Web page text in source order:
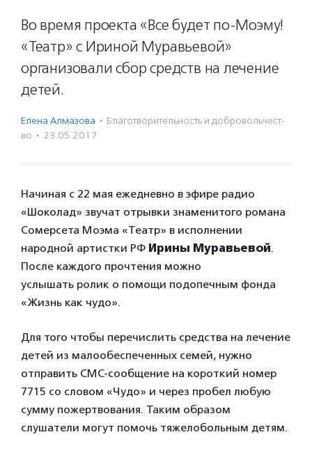
Во время проекта «Все будет по-Моэму!
«Театр» с Ириной Муравьевой»
организовали сбор средств на лечение
детей.
Елена Алмазова · Благотвори­тель­ность и доброволь­чест­
во · 23.05.2017
Начиная с 22 мая ежедневно в эфире радио
«Шоколад» звучат отрывки знаменитого романа
Сомерсета Моэма «Театр» в исполнении
народной артистки РФ Ирины Муравьевой.
После каждого прочтения можно
услышать ролик о помощи подопечным фонда
«Жизнь как чудо».
Для того чтобы перечислить средства на лечение
детей из малообеспеченных семей, нужно
отправить СМС-сообщение на короткий номер
7715 со словом «Чудо» и через пробел любую
сумму пожертвования. Таким образом
слушатели могут помочь тяжелобольным детям.